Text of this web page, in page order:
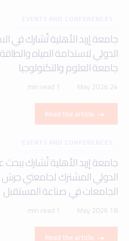
EVENTS AND CONFERENCES
جامعة إربد الأهلية تُشارك في
الدولي لاستدامة المياه
جامعة العلوم والتكنولوجيا
24 May 2026
1 min read
Read the article
EVENTS AND CONFERENCES
جامعة إربد الأهلية تُشارك
الدولي المشترك لجامعتي
الجامعات في صناعة المستقبل
18 May 2026
1 min read
Read the article